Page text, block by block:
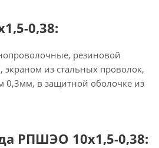
0,38:
резиновой
из стальных проволок,
0,3мм, в защитной оболочке из
РПШЭО 10х1,5-0,38: